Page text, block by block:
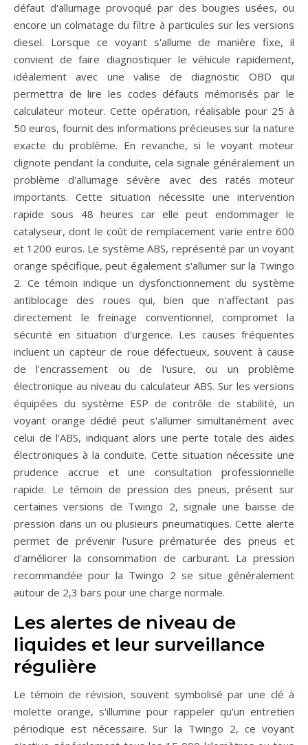
défaut d'allumage provoqué par des bougies usées, ou
encore un colmatage du filtre à particules sur les versions
diesel. Lorsque ce voyant s'allume de manière fixe, il
convient de faire diagnostiquer le véhicule rapidement,
idéalement avec une valise de diagnostic OBD qui
permettra de lire les codes défauts mémorisés par le
calculateur moteur. Cette opération, réalisable pour 25 à
50 euros, fournit des informations précieuses sur la nature
exacte du problème. En revanche, si le voyant moteur
clignote pendant la conduite, cela signale généralement un
problème d'allumage sévère avec des ratés moteur
importants. Cette situation nécessite une intervention
rapide sous 48 heures car elle peut endommager le
catalyseur, dont le coût de remplacement varie entre 600
et 1200 euros. Le système ABS, représenté par un voyant
orange spécifique, peut également s'allumer sur la Twingo
2. Ce témoin indique un dysfonctionnement du système
antiblocage des roues qui, bien que n'affectant pas
directement le freinage conventionnel, compromet la
sécurité en situation d'urgence. Les causes fréquentes
incluent un capteur de roue défectueux, souvent à cause
de l'encrassement ou de l'usure, ou un problème
électronique au niveau du calculateur ABS. Sur les versions
équipées du système ESP de contrôle de stabilité, un
voyant orange dédié peut s'allumer simultanément avec
celui de l'ABS, indiquant alors une perte totale des aides
électroniques à la conduite. Cette situation nécessite une
prudence accrue et une consultation professionnelle
rapide. Le témoin de pression des pneus, présent sur
certaines versions de Twingo 2, signale une baisse de
pression dans un ou plusieurs pneumatiques. Cette alerte
permet de prévenir l'usure prématurée des pneus et
d'améliorer la consommation de carburant. La pression
recommandée pour la Twingo 2 se situe généralement
autour de 2,3 bars pour une charge normale.
Les alertes de niveau de
liquides et leur surveillance
régulière
Le témoin de révision, souvent symbolisé par une clé à
molette orange, s'illumine pour rappeler qu'un entretien
périodique est nécessaire. Sur la Twingo 2, ce voyant